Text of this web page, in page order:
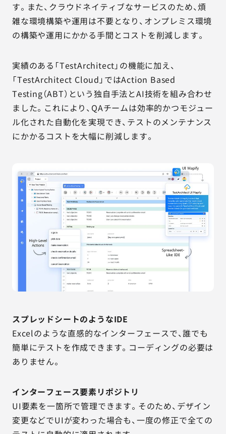
す。また、クラウドネイティブなサービスのため、煩
雑な環境構築や運用は不要となり、オンプレミス環境
の構築や運用にかかる手間とコストを削減します。
実績のある「TestArchitect」の機能に加え、
「TestArchitect Cloud」ではAction Based
Testing（ABT）という独自手法とAI技術を組み合わせ
ました。これにより、QAチームは効率的かつモジュー
ル化された自動化を実現でき、テストのメンテナンス
にかかるコストを大幅に削減します。
スプレッドシートのようなIDE
Excelのような直感的なインターフェースで、誰でも
簡単にテストを作成できます。コーディングの必要は
ありません。
インターフェース要素リポジトリ
UI要素を一箇所で管理できます。そのため、デザイン
変更などでUIが変わった場合も、一度の修正で全ての